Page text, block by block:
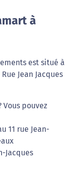
à
est situé à
Jean Jacques
pouvez
11 rue Jean-
Jacques